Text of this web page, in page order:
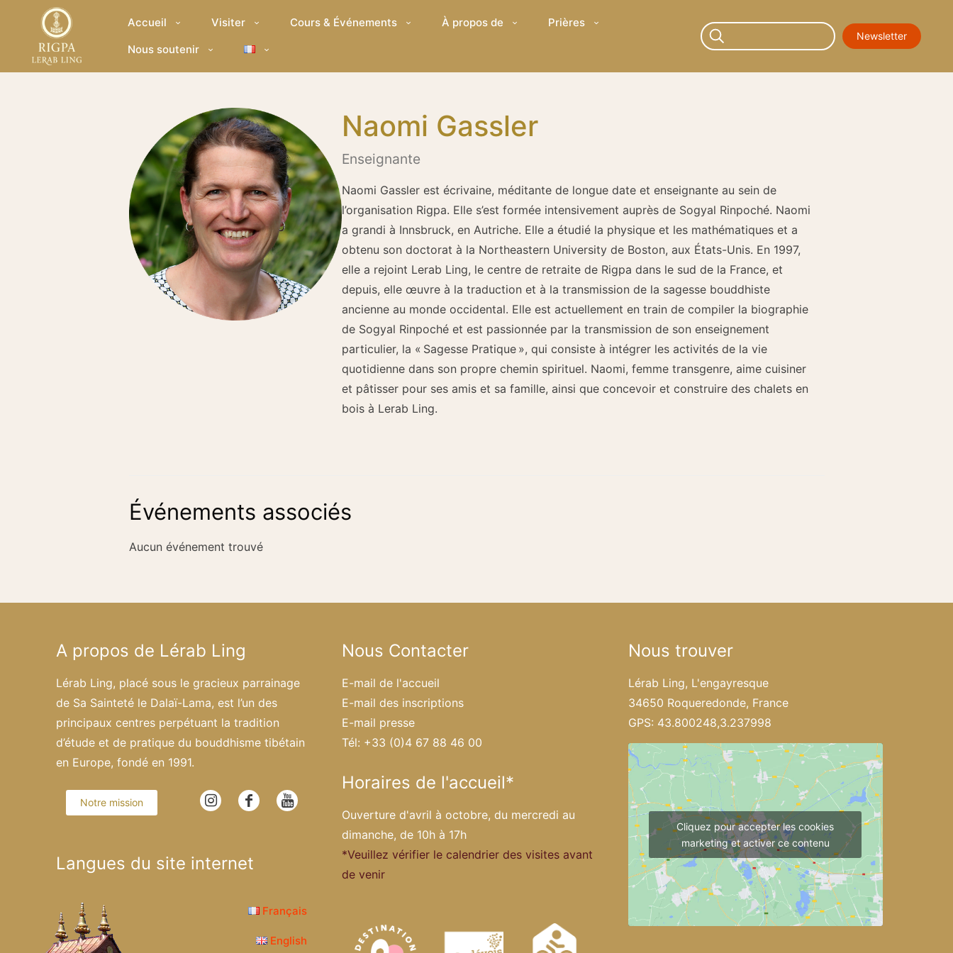
Accueil Visiter Cours & Événements À propos de
Prières
Nous soutenir
Newsletter
Naomi Gassler
Enseignante
Naomi Gassler est écrivaine, méditante de longue date et enseignante au sein de
l’organisation Rigpa. Elle s’est formée intensivement auprès de Sogyal Rinpoché. Naomi
a grandi à Innsbruck, en Autriche. Elle a étudié la physique et les mathématiques et a
obtenu son doctorat à la Northeastern University de Boston, aux États-Unis. En 1997,
elle a rejoint Lerab Ling, le centre de retraite de Rigpa dans le sud de la France, et
depuis, elle œuvre à la traduction et à la transmission de la sagesse bouddhiste
ancienne au monde occidental. Elle est actuellement en train de compiler la biographie
de Sogyal Rinpoché et est passionnée par la transmission de son enseignement
particulier, la « Sagesse Pratique », qui consiste à intégrer les activités de la vie
quotidienne dans son propre chemin spirituel. Naomi, femme transgenre, aime cuisiner
et pâtisser pour ses amis et sa famille, ainsi que concevoir et construire des chalets en
bois à Lerab Ling.
Événements associés
Aucun événement trouvé
A propos de Lérab Ling
Lérab Ling, placé sous le gracieux parrainage
de Sa Sainteté le Dalaï-Lama, est l’un des
principaux centres perpétuant la tradition
d’étude et de pratique du bouddhisme tibétain
en Europe, fondé en 1991.
Notre mission
Langues du site internet
Français
English
Nous Contacter
E-mail de l'accueil
E-mail des inscriptions
E-mail presse
Tél: +33 (0)4 67 88 46 00
Horaires de l'accueil*
Ouverture d'avril à octobre, du mercredi au
dimanche, de 10h à 17h
*Veuillez vérifier le calendrier des visites avant
de venir
Nous trouver
Lérab Ling, L'engayresque
34650 Roqueredonde, France
GPS: 43.800248,3.237998
Cliquez pour accepter les cookies
marketing et activer ce contenu